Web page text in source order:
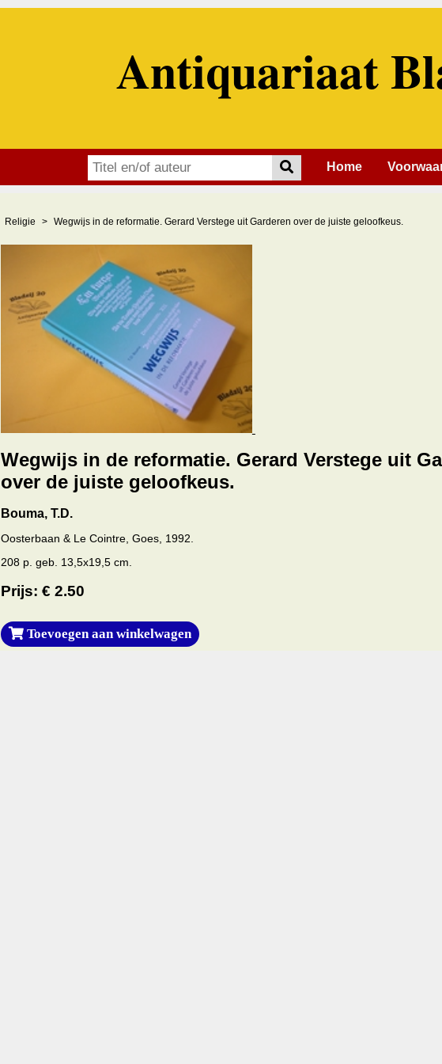
Antiquariaat
Home
Religie Wegwijs in de reformatie. Gerard Verstege uit Garderen over de juiste geloofkeus.
Wegwijs in de reformatie. Gerard Verstege uit
over de juiste geloofkeus.
Bouma, T.D.
Oosterbaan & Le Cointre, Goes, 1992.
208 p. geb. 13,5x19,5 cm.
Prijs: € 2.50
Toevoegen aan winkelwagen